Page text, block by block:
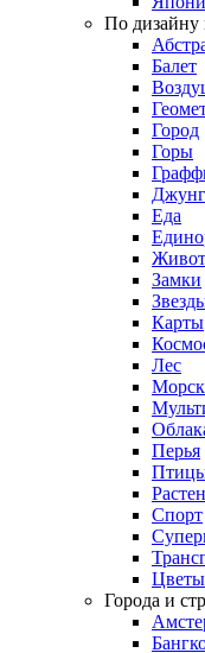
По дизайну
Балет
Город
Горы
Еда
Замки
Карты
Лес
Перья
Спорт
Города и